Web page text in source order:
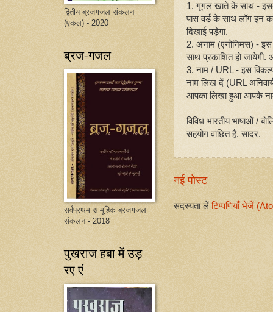
1. गूगल खाते के साथ -
पास वर्ड के साथ लॉग इन
दिखाई पड़ेगा.
2. अनाम (एनोनिमस) -
साथ प्रकाशित हो
3. नाम / URL - इस
नाम लिख दें (URL
आपका लिखा हुआ आपके
विविध भारतीय भाषाओं /
सहयोग वांछित है. सादर.
नई पोस्ट
सदस्यता लेंटिप्पणियाँ भेजें
द्वितीय ब्रजगजल संकलन
(एकल) - 2020
ब्रज-गजल
सर्वप्रथम सामूहिक ब्रजगजल
संकलन - 2018
पुखराज हबा में उड़
रए एं